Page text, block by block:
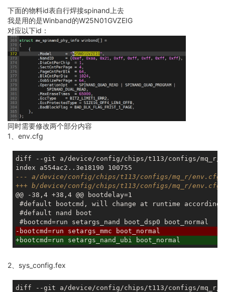
下面的物料id表自行焊接spinand上去
我是用的是Winband的W25N01GVZEIG
对应以下id：
同时需要修改两个部分内容
1、env.cfg
diff --git a/device/config/chips/t113/configs/mq_r/
--- a/device/config/chips/t113/configs/mq_r/env.cfg
+++ b/device/config/chips/t113/configs/mq_r/env.cfg
@@ -38,4 +38,4 @@ bootdelay=1
#default bootcmd, will change at runtime according
#default nand boot
-bootcmd=run setargs_mmc boot_normal
+bootcmd=run setargs_nand_ubi boot_normal
2、sys_config.fex
diff --git a/device/config/chips/t113/configs/mq_r/